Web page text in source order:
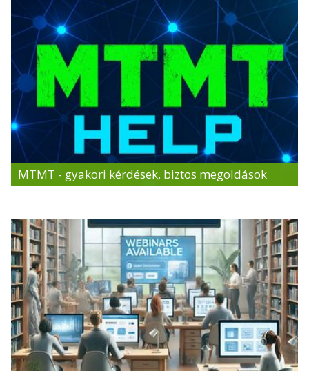
MTMT - gyakori kérdések, biztos megoldások